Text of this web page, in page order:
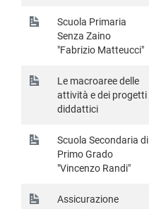
Scuola Primaria
Senza Zaino
"Fabrizio Matteucci"
Le macroaree delle
attività e dei progetti
diddattici
Scuola Secondaria di
Primo Grado
"Vincenzo Randi"
Assicurazione